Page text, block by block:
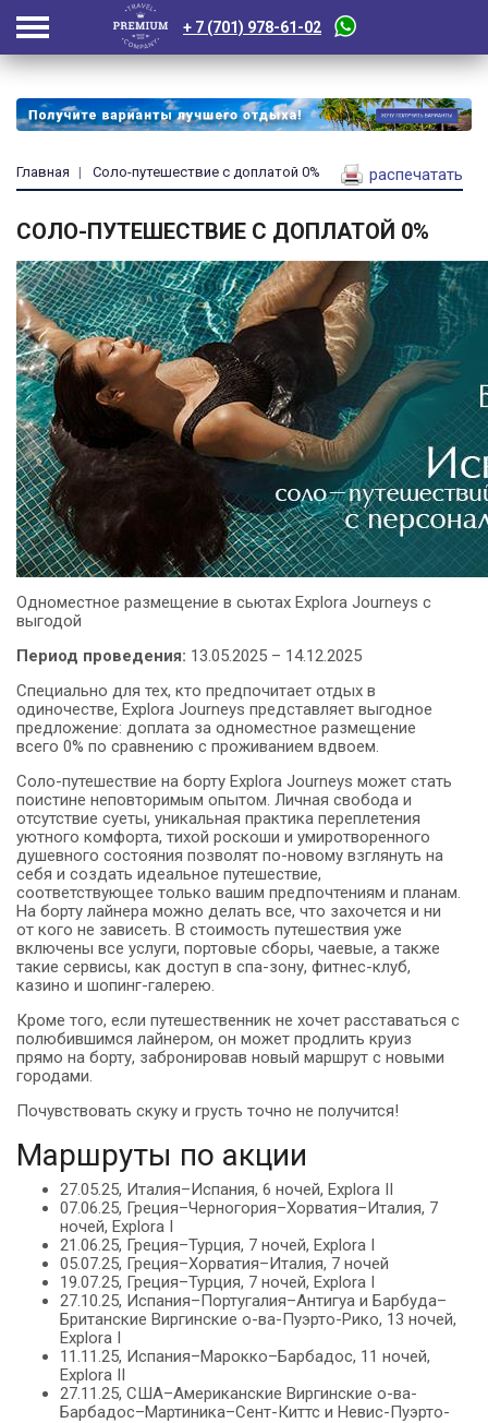
+ 7 (701) 978-61-02
Главная Соло-путешествие с доплатой 0% распечатать
СОЛО-ПУТЕШЕСТВИЕ С ДОПЛАТОЙ 0%
Одноместное размещение в сьютах Explora Journeys с
выгодой
Период проведения: 13.05.2025 – 14.12.2025
Специально для тех, кто предпочитает отдых в
одиночестве, Explora Journeys представляет выгодное
предложение: доплата за одноместное размещение
всего 0% по сравнению с проживанием вдвоем.
Соло-путешествие на борту Explora Journeys может стать
поистине неповторимым опытом. Личная свобода и
отсутствие суеты, уникальная практика переплетения
уютного комфорта, тихой роскоши и умиротворенного
душевного состояния позволят по-новому взглянуть на
себя и создать идеальное путешествие,
соответствующее только вашим предпочтениям и планам.
На борту лайнера можно делать все, что захочется и ни
от кого не зависеть. В стоимость путешествия уже
включены все услуги, портовые сборы, чаевые, а также
такие сервисы, как доступ в спа-зону, фитнес-клуб,
казино и шопинг-галерею.
Кроме того, если путешественник не хочет расставаться с
полюбившимся лайнером, он может продлить круиз
прямо на борту, забронировав новый маршрут с новыми
городами.
Почувствовать скуку и грусть точно не получится!
Маршруты по акции
27.05.25, Италия–Испания, 6 ночей, Explora II
07.06.25, Греция–Черногория–Хорватия–Италия, 7
ночей, Explora I
21.06.25, Греция–Турция, 7 ночей, Explora I
05.07.25, Греция–Хорватия–Италия, 7 ночей
19.07.25, Греция–Турция, 7 ночей, Explora I
27.10.25, Испания–Португалия–Антигуа и Барбуда–
Британские Виргинские о-ва-Пуэрто-Рико, 13 ночей,
Explora I
11.11.25, Испания–Марокко–Барбадос, 11 ночей,
Explora II
27.11.25, США–Американские Виргинские о-ва-
Барбадос–Мартиника–Сент-Киттс и Невис-Пуэрто-